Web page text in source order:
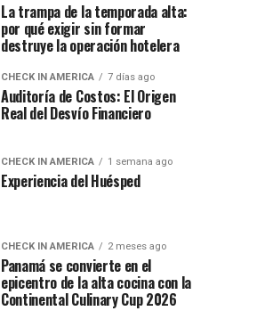
La trampa de la temporada alta:
por qué exigir sin formar
destruye la operación hotelera
CHECK IN AMERICA 7 días ago
Auditoría de Costos: El Origen
Real del Desvío Financiero
CHECK IN AMERICA 1 semana ago
Experiencia del Huésped
CHECK IN AMERICA 2 meses ago
Panamá se convierte en el
epicentro de la alta cocina con la
Continental Culinary Cup 2026